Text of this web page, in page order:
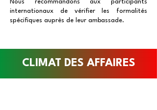
Nous recommandons aux participants
internationaux de vérifier les formalités
spécifiques auprès de leur ambassade.
CLIMAT DES AFFAIRES